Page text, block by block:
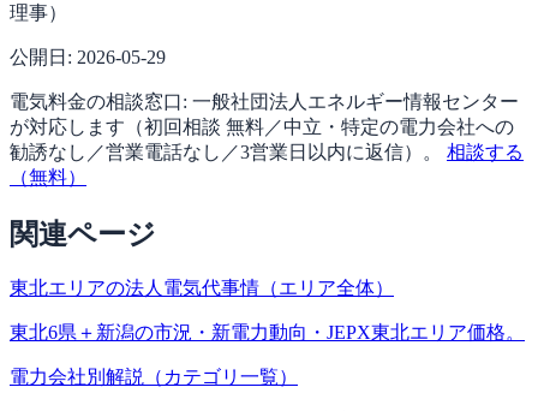
理事）
公開日: 2026-05-29
電気料金の相談窓口: 一般社団法人エネルギー情報センター
が対応します（初回相談 無料／中立・特定の電力会社への
勧誘なし／営業電話なし／3営業日以内に返信）。
相談する
（無料）
関連ページ
東北エリアの法人電気代事情（エリア全体）
東北6県＋新潟の市況・新電力動向・JEPX東北エリア価格。
電力会社別解説（カテゴリ一覧）